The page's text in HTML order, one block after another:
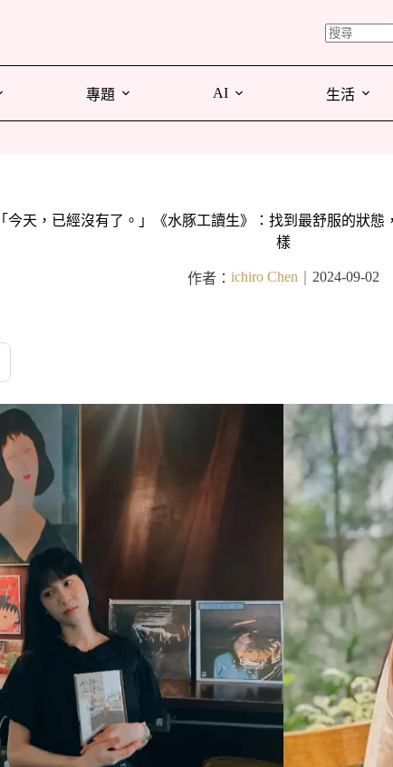
專題 AI 生活
「今天，已經沒有了。」《水豚工讀生》：找到最舒服的狀
樣
作者： ichiro Chen 2024-09-02